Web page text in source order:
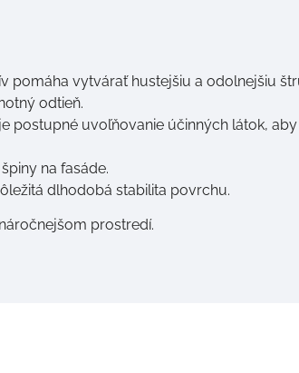
pomáha vytvárať hustejšiu a odolnejšiu
odtieň.
postupné uvoľňovanie účinných látok,
na fasáde.
dlhodobá stabilita povrchu.
prostredí.